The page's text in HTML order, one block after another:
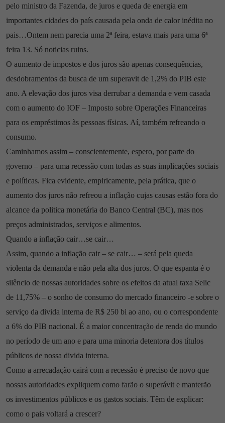
pelo ministro da Fazenda, de juros e queda de energia em
importantes cidades do país causada pela onda de calor inédita no
pais…Ontem nem parecia uma 2ª feira, estava mais para uma 6ª
feira 13. Só noticias ruins.
O aumento de impostos e dos juros são apenas consequências,
desdobramentos da busca de um superavit de 1,2% do PIB este
ano. A elevação dos juros visa derrubar a demanda e vem casada
com o aumento do IOF – Imposto sobre Operações Financeiras
para os empréstimos às pessoas físicas. Aí, também refreando o
consumo.
Caminhamos assim – conscientemente, espero, por parte do
governo – para uma recessão com todas as suas implicações sociais
e políticas. Fica evidente, empiricamente, pela prática, que o
aumento dos juros não refreou a inflação cujas causas estão fora do
alcance da politica monetária do Banco Central (BC), mas nos
preços administrados, serviços e alimentos.
Quando a inflação cair…se cair…
Assim, quando a inflação cair – se cair… – será pela queda
violenta da demanda e não pela alta dos juros. O que espanta é o
silêncio de nossas autoridades sobre os efeitos da atual taxa Selic
de 11,75% – o sonho de consumo do mercado financeiro -e sobre o
serviço da divida interna de R$ 250 bi ao ano, ou o correspondente
a 6% do PIB nacional. É a maior concentração de renda do mundo
no período de um ano e para uma minoria detentora dos títulos
públicos de nossa divida interna.
Como a arrecadação cairá com a recessão é preciso de novo que
nossas autoridades expliquem como farão o superávit e manterão
os investimentos públicos e os gastos sociais. Têm de explicar:
como o pais voltará a crescer?